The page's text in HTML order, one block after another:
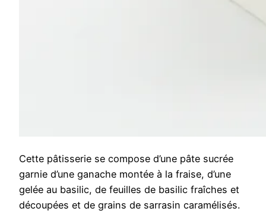
Cette pâtisserie se compose d’une pâte sucrée
garnie d’une ganache montée à la fraise, d’une
gelée au basilic, de feuilles de basilic fraîches et
découpées et de grains de sarrasin caramélisés.